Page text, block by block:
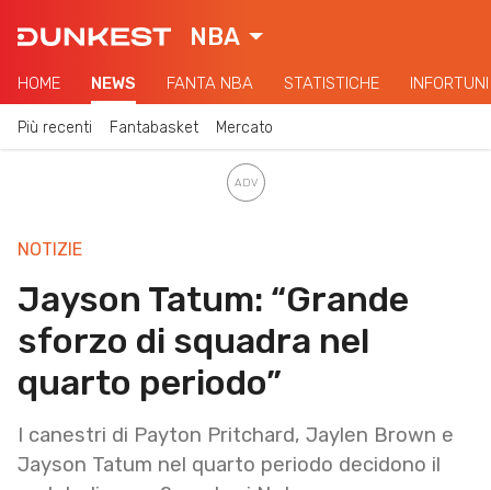
NBA
HOME NEWS FANTA NBA STATISTICHE INFORTUNI
Più recenti Fantabasket Mercato
NOTIZIE
Jayson Tatum: “Grande
sforzo di squadra nel
quarto periodo”
I canestri di Payton Pritchard, Jaylen Brown e
Jayson Tatum nel quarto periodo decidono il